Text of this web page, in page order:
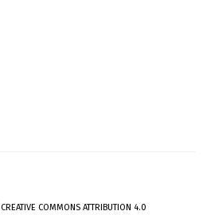
CREATIVE COMMONS ATTRIBUTION 4.0